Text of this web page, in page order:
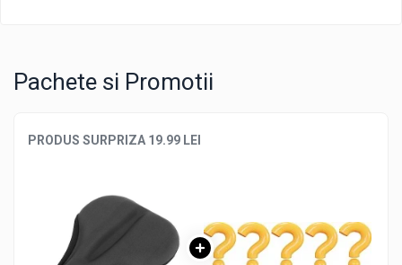
Pachete si Promotii
PRODUS SURPRIZA 19.99 LEI